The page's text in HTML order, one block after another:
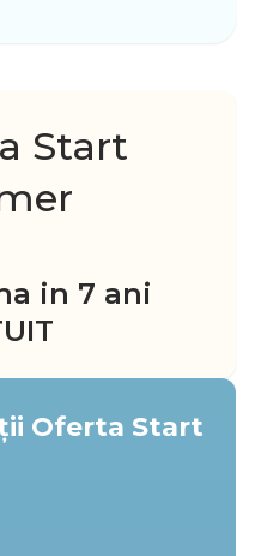
Start
in 7 ani
Oferta Start